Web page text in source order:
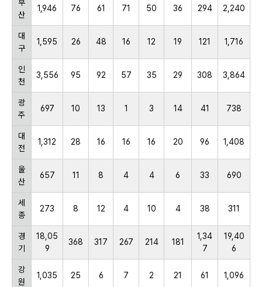
부
산
1,946 76 61 71 50 36 294 2,240
대
구
1,595 26 48 16 12 19 121 1,716
인
천
3,556 95 92 57 35 29 308 3,864
광
주
697 10 13 1 3 14 41 738
대
전
1,312 28 16 16 16 20 96 1,408
울
산
657 11 8 4 4 6 33 690
세
종
273 8 12 4 10 4 38 311
경
기
18,05
9
368 317 267 214 181
1,34
7
19,40
6
강
원
1,035 25 6 7 2 21 61 1,096